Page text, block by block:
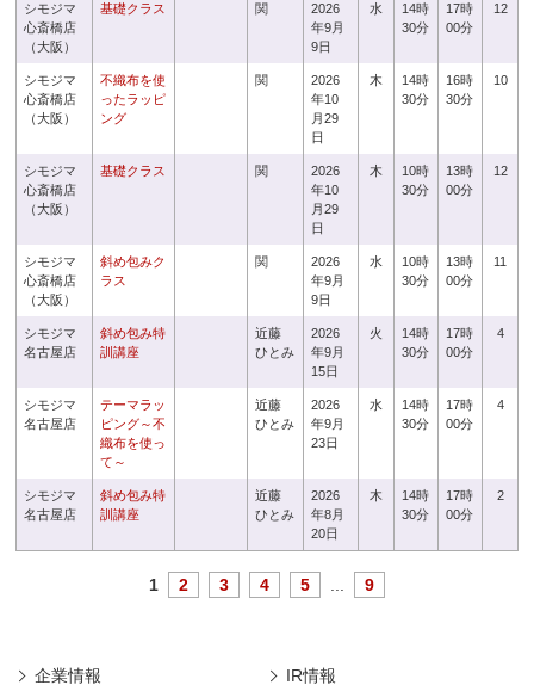
シモジマ
心斎橋店
（大阪）
基礎クラス 関
2026
年9月
9日
水
14時
30分
17時
00分
12
シモジマ
心斎橋店
（大阪）
不織布を使
ったラッピ
ング
関
2026
年10
月29
日
木
14時
30分
16時
30分
10
シモジマ
心斎橋店
（大阪）
基礎クラス 関
2026
年10
月29
日
木
10時
30分
13時
00分
12
シモジマ
心斎橋店
（大阪）
斜め包みク
ラス
関
2026
年9月
9日
水
10時
30分
13時
00分
11
シモジマ
名古屋店
斜め包み特
訓講座
近藤
ひとみ
2026
年9月
15日
火
14時
30分
17時
00分
4
シモジマ
名古屋店
テーマラッ
ピング～不
織布を使っ
て～
近藤
ひとみ
2026
年9月
23日
水
14時
30分
17時
00分
4
シモジマ
名古屋店
斜め包み特
訓講座
近藤
ひとみ
2026
年8月
20日
木
14時
30分
17時
00分
2
1 2 3 4 5 9
企業情報 IR情報